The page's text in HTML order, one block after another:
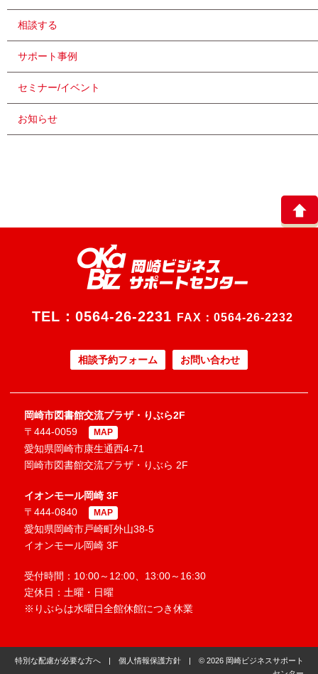
相談する
サポート事例
セミナー/イベント
お知らせ
TEL： 0564-26-2231 FAX：0564-26-2232
相談予約フォーム お問い合わせ
岡崎市図書館交流プラザ・りぶら2F
〒444-0059
MAP
愛知県岡崎市康生通西4-71
岡崎市図書館交流プラザ・りぶら 2F
イオンモール岡崎 3F
〒444-0840
MAP
愛知県岡崎市戸崎町外山38-5
イオンモール岡崎 3F
受付時間：10:00～12:00、13:00～16:30
定休日：土曜・日曜
※りぶらは水曜日全館休館につき休業
特別な配慮が必要な方へ | 個人情報保護方針 | © 2026 岡崎ビジネスサポート